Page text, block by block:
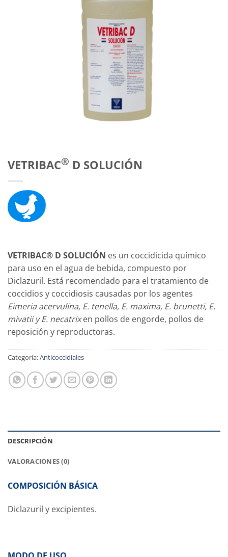
VETRIBAC® D SOLUCIÓN
VETRIBAC® D SOLUCIÓN es un coccidicida químico
para uso en el agua de bebida, compuesto por
Diclazuril. Está recomendado para el tratamiento de
coccidios y coccidiosis causadas por los agentes
Eimeria acervulina, E. tenella, E. maxima, E. brunetti, E.
mivatii y E. necatrixen pollos de engorde, pollos de
reposición y reproductoras.
Categoría:Anticoccidiales
DESCRIPCIÓN
VALORACIONES (0)
COMPOSICIÓN BÁSICA
Diclazuril y excipientes.